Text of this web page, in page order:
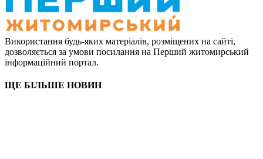
Використання будь-яких матеріалів, розміщених на сайті,
дозволяється за умови посилання на Перший житомирський
інформаційний портал.
ЩЕ БІЛЬШЕ НОВИН